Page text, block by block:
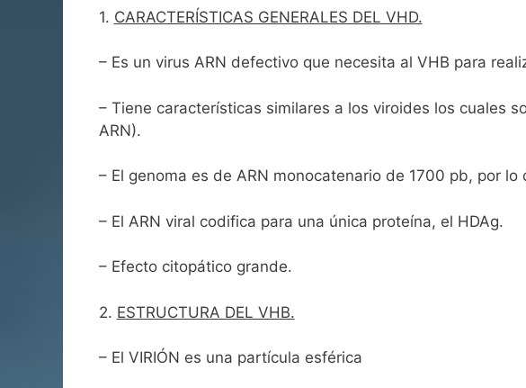
l
ri
n
dl
er e
o
o
s
p
p
e
n
d
e
y
o
d
Pr
s
s
c
e
tir
1. CARACTERÍSTICAS GENERALES DEL VHD.
– Es un virus ARN defectivo que necesita al VHB para
– Tiene características similares a los viroides los cuales
ARN).
– El genoma es de ARN monocatenario de 1700 pb, por
– El ARN viral codifica para una única proteína, el HDAg.
– Efecto citopático grande.
2. ESTRUCTURA DEL VHB.
– El VIRIÓN es una partícula esférica